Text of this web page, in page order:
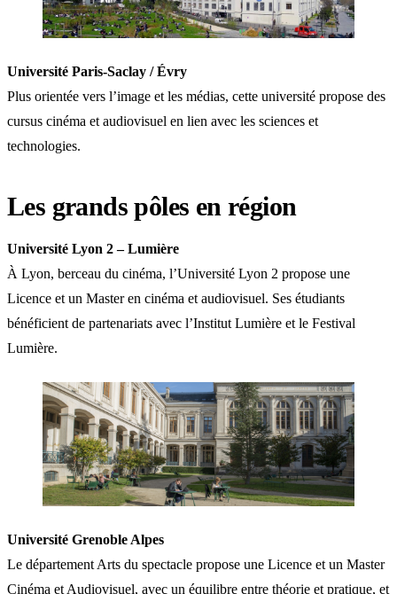
Université Paris-Saclay / Évry
Plus orientée vers l’image et les médias, cette université propose des
cursus cinéma et audiovisuel en lien avec les sciences et
technologies.
Les grands pôles en région
Université Lyon 2 – Lumière
À Lyon, berceau du cinéma, l’Université Lyon 2 propose une
Licence et un Master en cinéma et audiovisuel. Ses étudiants
bénéficient de partenariats avec l’Institut Lumière et le Festival
Lumière.
Université Grenoble Alpes
Le département Arts du spectacle propose une Licence et un Master
Cinéma et Audiovisuel, avec un équilibre entre théorie et pratique, et